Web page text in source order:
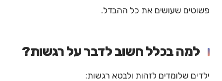
פשוטים שעושים את כל ההבדל.
למה בכלל חשוב לדבר על רגשות?
ילדים שלומדים לזהות ולבטא רגשות: